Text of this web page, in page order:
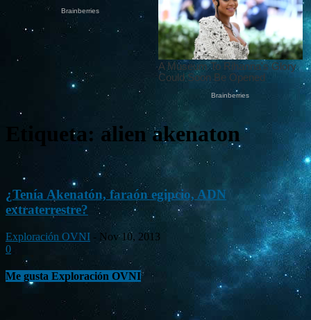
Etiqueta: alien akenaton
¿Tenía Akenatón, faraón egipcio, ADN
extraterrestre?
Exploración OVNI - Nov 10, 2013
0
Me gusta Exploración OVNI